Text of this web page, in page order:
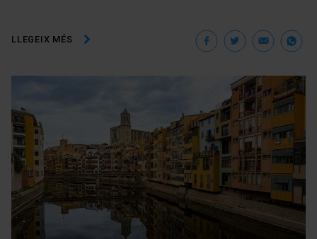
LLEGEIX MÉS Facebook
Twitter